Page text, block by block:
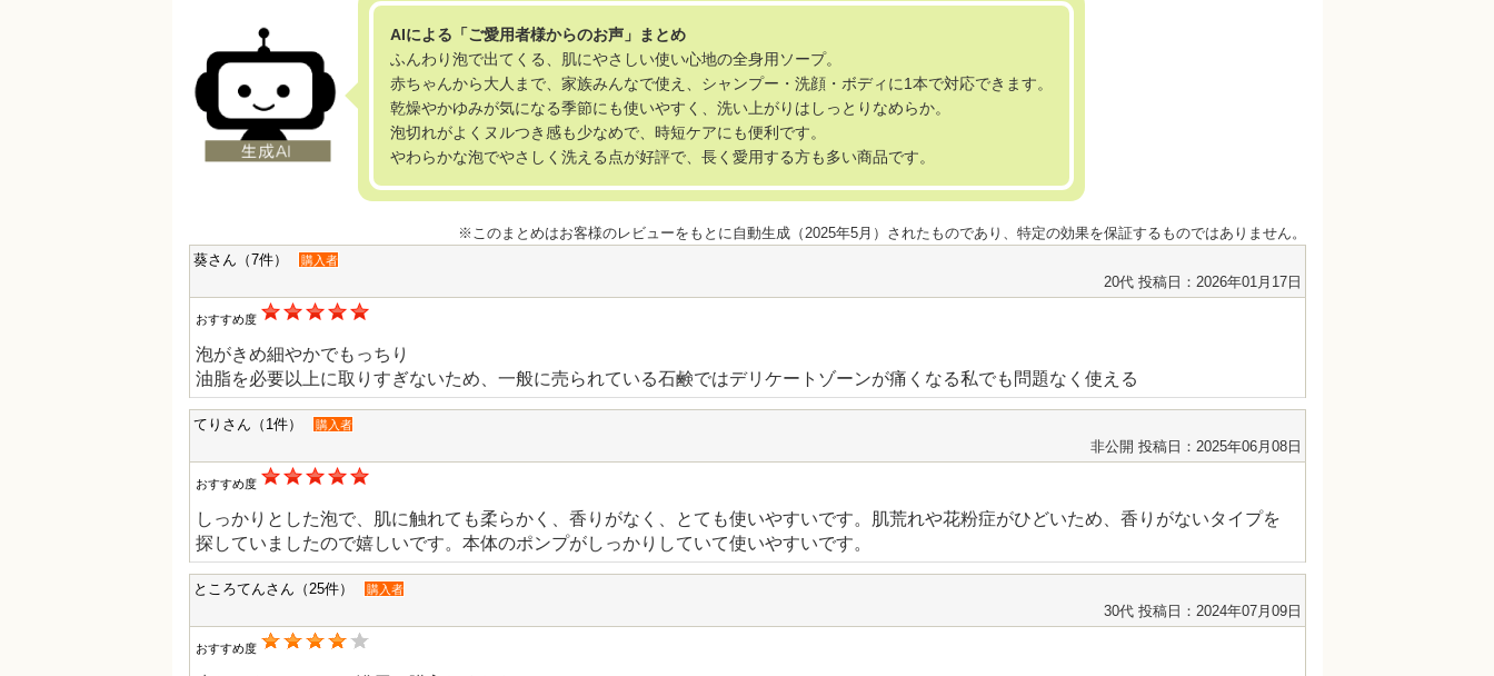
AIによる「ご愛用者様からのお声」まとめ
ふんわり泡で出てくる、肌にやさしい使い心地の全身用ソープ。
赤ちゃんから大人まで、家族みんなで使え、シャンプー・洗顔・ボディに1本で対応できます。
乾燥やかゆみが気になる季節にも使いやすく、洗い上がりはしっとりなめらか。
泡切れがよくヌルつき感も少なめで、時短ケアにも便利です。
やわらかな泡でやさしく洗える点が好評で、長く愛用する方も多い商品です。
※このまとめはお客様のレビューをもとに自動生成（2025年5月）されたものであり、特定の効果を保証するものではありません。
葵さん（7件）
購入者
20代 投稿日：2026年01月17日
おすすめ度
泡がきめ細やかでもっちり
油脂を必要以上に取りすぎないため、一般に売られている石鹸ではデリケートゾーンが痛くなる私でも問題なく使える
てりさん（1件） 購入者
非公開 投稿日：2025年06月08日
おすすめ度
しっかりとした泡で、肌に触れても柔らかく、香りがなく、とても使いやすいです。肌荒れや花粉症がひどいため、香りがないタイプを
探していましたので嬉しいです。本体のポンプがしっかりしていて使いやすいです。
ところてんさん（25件） 購入者
30代 投稿日：2024年07月09日
おすすめ度